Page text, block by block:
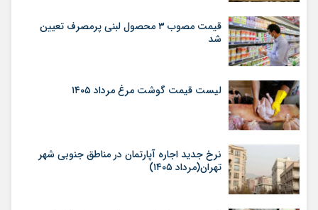
قیمت مصوب ۳ محصول لبنی پرمصرف تعیین
شد
لیست قیمت گوشت مرغ مرداد ۱۴۰۵
نرخ جدید اجاره آپارتمان در مناطق جنوبی شهر
تهران(مرداد ۱۴۰۵)